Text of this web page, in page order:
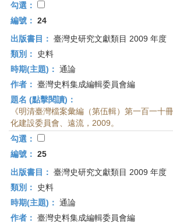
勾選：
編號： 24
出版書目： 臺灣史研究文獻類目 2009 年度
類別：
史料
時期(主題)： 通論
作者： 臺灣史料集成編輯委員會編
題名 (點擊閱讀)：
《明清臺灣檔案彙編（第伍輯）第一百一十
化建設委員會、遠流，2009。
勾選：
編號： 25
出版書目： 臺灣史研究文獻類目 2009 年度
類別：
史料
時期(主題)： 通論
作者： 臺灣史料集成編輯委員會編